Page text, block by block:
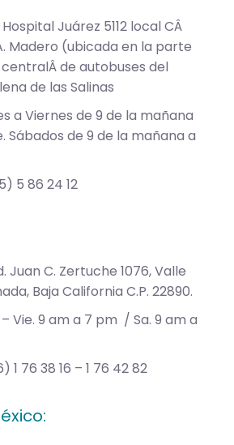
Hospital Juárez 5112 local CÂ
Madero (ubicada en la parte
de autobuses del
de las Salinas
a Viernes de 9 de la mañana
Sábados de 9 de la mañana a
5 86 24 12
Juan C. Zertuche 1076, Valle
Baja California C.P. 22890.
– Vie. 9 am a 7 pm / Sa. 9 am a
1 76 38 16 – 1 76 42 82